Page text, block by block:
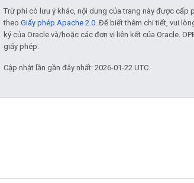
Trừ phi có lưu ý khác, nội dung của trang này được cấp
theo Giấy phép Apache 2.0. Để biết thêm chi tiết, vui
ký của Oracle và/hoặc các đơn vị liên kết của Oracle.
giấy phép.
Cập nhật lần gần đây nhất: 2026-01-22 UTC.